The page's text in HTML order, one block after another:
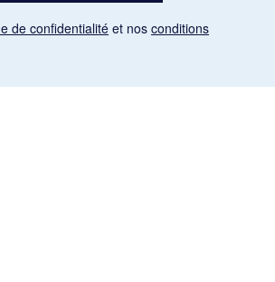
de confidentialité et nos conditions